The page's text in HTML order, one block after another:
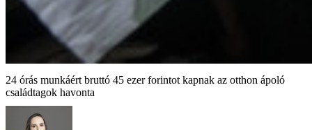
24 órás munkáért bruttó 45 ezer forintot kapnak az otthon ápoló
családtagok havonta